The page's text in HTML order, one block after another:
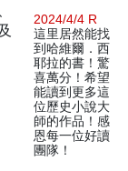
2024/4/4 R
這里居然能找
到哈維爾．西
耶拉的書！驚
喜萬分！希望
能讀到更多這
位歷史小說大
師的作品！感
恩每一位好讀
團隊！